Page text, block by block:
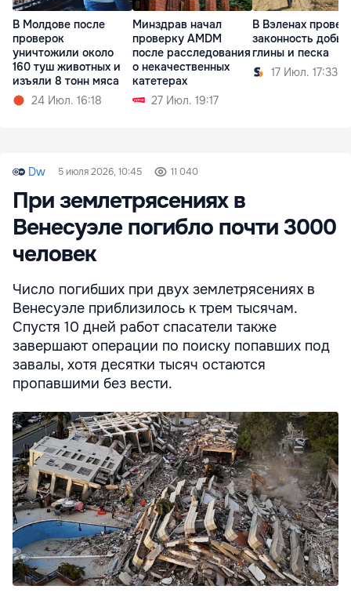
В Молдове после
проверок
уничтожили около
160 туш животных и
изъяли 8 тонн мяса
24 Июл. 16:18
Минздрав начал
проверку AMDM
после расследования
о некачественных
катетерах
27 Июл. 19:17
В Вэленах
законность
глины и песка
17 Июл. 17:33
Dw 5 июля 2026, 10:45 11 040
При землетрясениях в
Венесуэле погибло почти 3000
человек
Число погибших при двух землетрясениях в
Венесуэле приблизилось к трем тысячам.
Cпустя 10 дней работ спасатели также
завершают операции по поиску попавших под
завалы, хотя десятки тысяч остаются
пропавшими без вести.